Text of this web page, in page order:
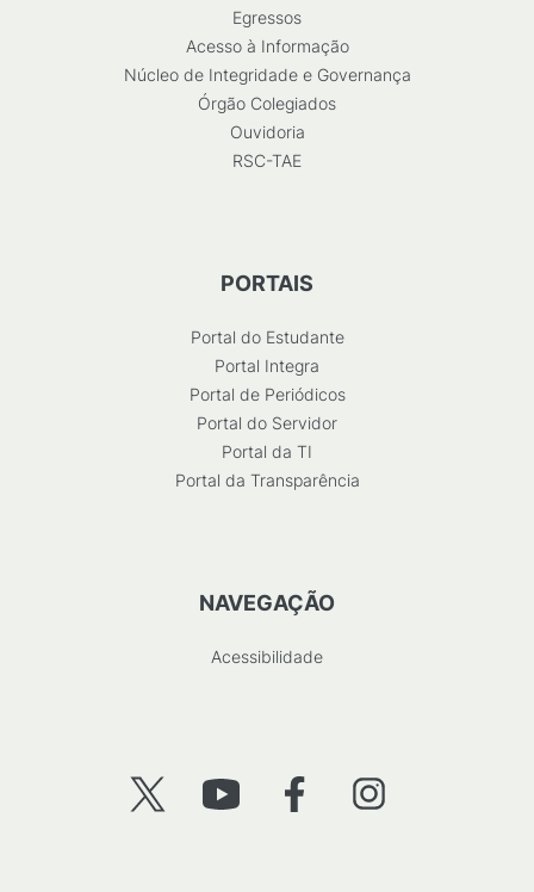
Egressos
Acesso à Informação
Núcleo de Integridade e Governança
Órgão Colegiados
Ouvidoria
RSC-TAE
PORTAIS
Portal do Estudante
Portal Integra
Portal de Periódicos
Portal do Servidor
Portal da TI
Portal da Transparência
NAVEGAÇÃO
Acessibilidade